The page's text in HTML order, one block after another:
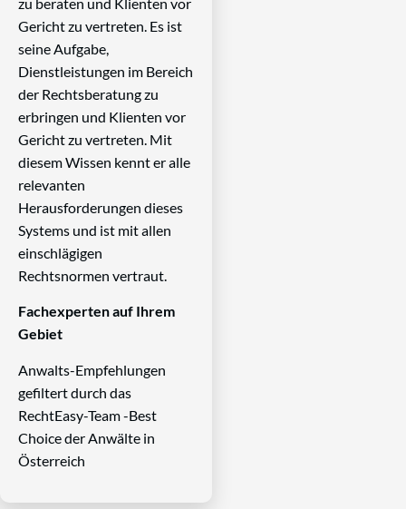
Gericht zu vertreten. Es ist
seine Aufgabe,
Dienstleistungen im Bereich
der Rechtsberatung zu
erbringen und Klienten vor
Gericht zu vertreten. Mit
diesem Wissen kennt er alle
relevanten
Herausforderungen dieses
Systems und ist mit allen
einschlägigen
Rechtsnormen vertraut.
Fachexperten auf Ihrem
Gebiet
Anwalts-Empfehlungen
gefiltert durch das
RechtEasy-Team -Best
Choice der Anwälte in
Österreich